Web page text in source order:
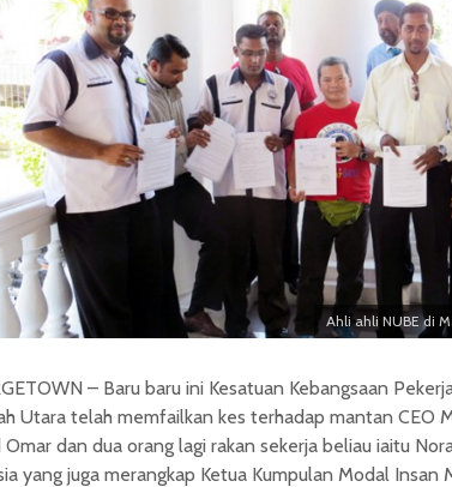
Ahli ahli NUBE di
– Baru baru ini Kesatuan Kebangsaan
Utara telah memfailkan kes terhadap mantan CEO
Omar dan dua orang lagi rakan sekerja beliau iaitu
yang juga merangkap Ketua Kumpulan Modal Insan